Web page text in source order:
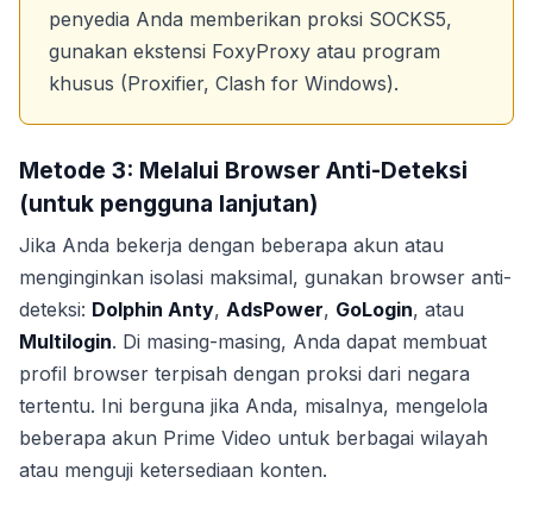
penyedia Anda memberikan proksi SOCKS5,
gunakan ekstensi FoxyProxy atau program
khusus (Proxifier, Clash for Windows).
Metode 3: Melalui Browser Anti-Deteksi
(untuk pengguna lanjutan)
Jika Anda bekerja dengan beberapa akun atau
menginginkan isolasi maksimal, gunakan browser anti-
deteksi: Dolphin Anty, AdsPower, GoLogin, atau
Multilogin. Di masing-masing, Anda dapat membuat
profil browser terpisah dengan proksi dari negara
tertentu. Ini berguna jika Anda, misalnya, mengelola
beberapa akun Prime Video untuk berbagai wilayah
atau menguji ketersediaan konten.